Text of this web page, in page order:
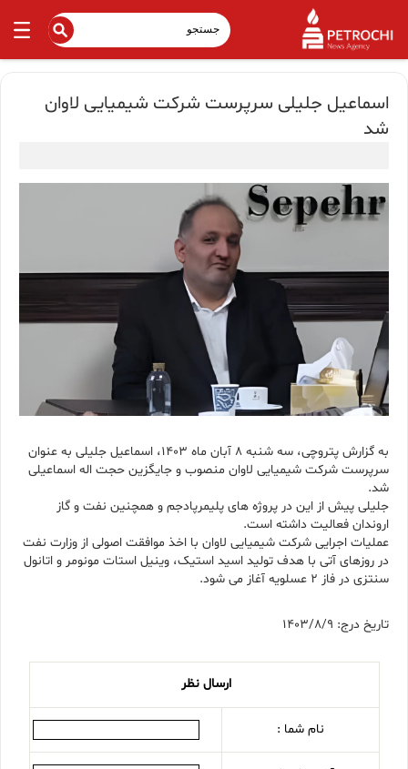
اسماعیل جلیلی سرپرست شرکت شیمیایی لاوان
شد
به گزارش پتروچی، سه شنبه ۸ آبان ماه ۱۴۰۳، اسماعیل جلیلی به عنوان
سرپرست شرکت شیمیایی لاوان منصوب و جایگزین حجت اله اسماعیلی
شد.
جلیلی پیش از این در پروژه های پلیمرپادجم و همچنین نفت و گاز
اروندان فعالیت داشته است.
عملیات اجرایی شرکت شیمیایی لاوان با اخذ موافقت اصولی از وزارت نفت
در روزهای آتی با هدف تولید اسید استیک، وینیل استات مونومر و اتانول
سنتزی در فاز ۲ عسلویه آغاز می شود.
تاریخ درج: 1403/8/9
ارسال نظر
نام شما :